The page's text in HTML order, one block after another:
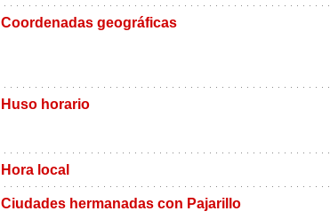
Coordenadas geográficas
Huso horario
Hora local
Ciudades hermanadas con Pajarillo